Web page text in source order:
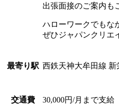
出張面接のご案内も
ハローワークでもな
ぜひジャパンクリエ
最寄り駅 西鉄天神大牟田線 新
交通費 30,000円/月まで支給